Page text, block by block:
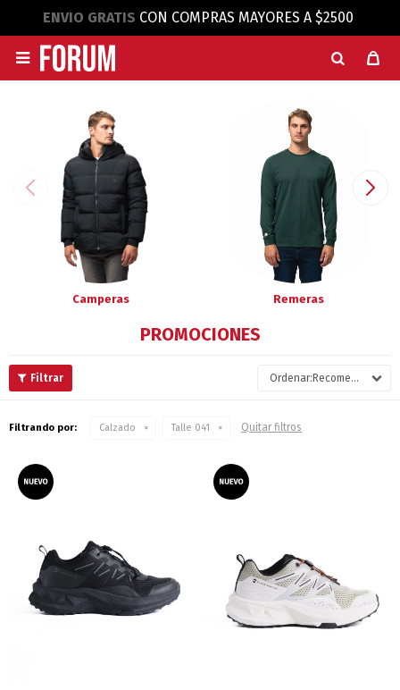
ENVIO GRATIS CON COMPRAS MAYORES A $2500

Camperas Remeras
PROMOCIONES
Recomendados
Filtrando por: Calzado Talle 041 Quitar filtros